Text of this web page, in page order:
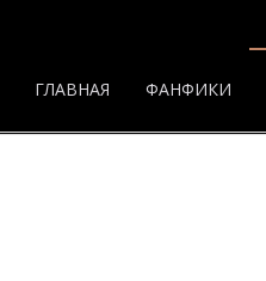
ГЛАВНАЯ ФАНФИКИ